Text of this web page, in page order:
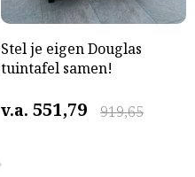
Stel je eigen Douglas
tuintafel samen!
v.a. 919,65
551,79